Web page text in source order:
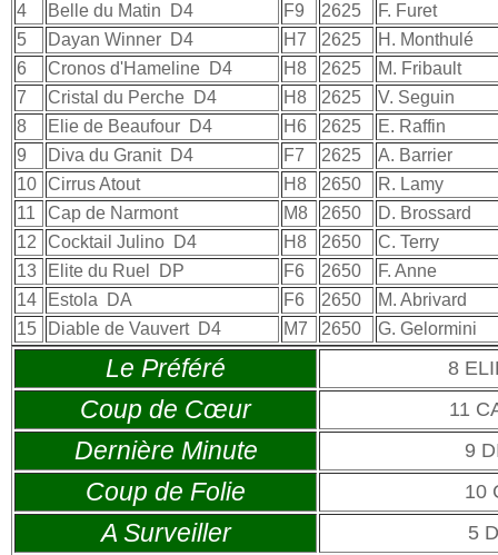
4
Belle du Matin D4 F9 2625
F. Furet
5
Dayan Winner D4 H7 2625
H. Monthulé
6
Cronos d'Hameline D4 H8 2625
M. Fribault
7
Cristal du Perche D4 H8 2625
V. Seguin
8
Elie de Beaufour D4 H6 2625
E. Raffin
9
Diva du GranitD4 F7 2625
A. Barrier
10 Cirrus Atout H8 2650
R. Lamy
11
Cap de Narmont M8 2650
D. Brossard
12
Cocktail Julino D4 H8 2650
C. Terry
13
Elite du Ruel DP F6 2650
F. Anne
14
Estola DA F6 2650
M. Abrivard
15
Diable de VauvertD4 M7 2650 G. Gelormini
Le Préféré 8
Coup de Cœur 11
Dernière Minute 9
Coup de Folie 10
A Surveiller 5